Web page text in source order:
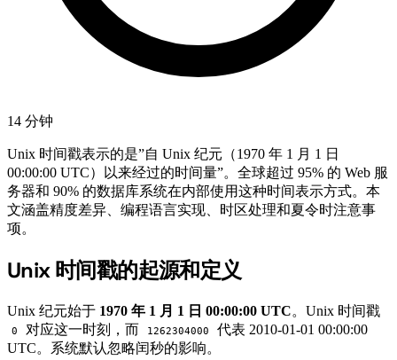
14 分钟
Unix 时间戳表示的是”自 Unix 纪元（1970 年 1 月 1 日
00:00:00 UTC）以来经过的时间量”。全球超过 95% 的 Web 服
务器和 90% 的数据库系统在内部使用这种时间表示方式。本
文涵盖精度差异、编程语言实现、时区处理和夏令时注意事
项。
#
Unix 时间戳的起源和定义
Unix 纪元始于 1970 年 1 月 1 日 00:00:00 UTC。Unix 时间戳
0 对应这一时刻，而 1262304000
代表 2010-01-01 00:00:00
UTC。系统默认忽略闰秒的影响。